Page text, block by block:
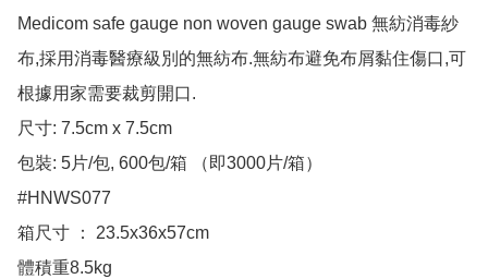
Medicom safe gauge non woven gauge swab 無紡消毒紗
布,採用消毒醫療級別的無紡布.無紡布避免布屑黏住傷口,可
根據用家需要裁剪開口.
尺寸: 7.5cm x 7.5cm
包裝: 5片/包, 600包/箱 （即3000片/箱）
#HNWS077
箱尺寸 ： 23.5x36x57cm
體積重8.5kg